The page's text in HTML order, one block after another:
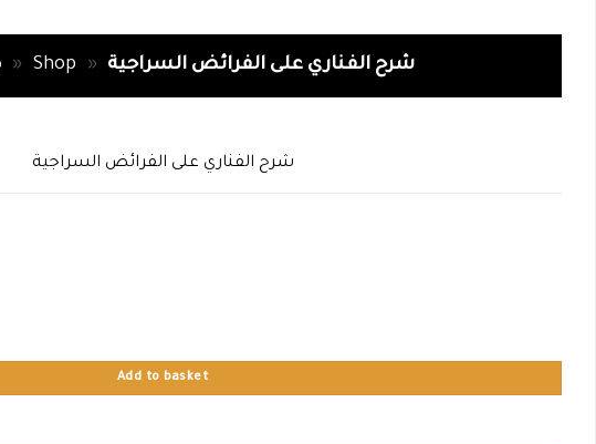
» Shop » شرح الفناري على الفرائض السراجية
شرح الفناري على الفرائض السراجية
Add to basket